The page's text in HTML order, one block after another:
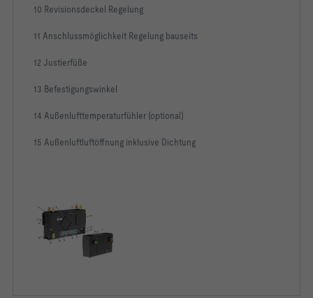
10 Revisionsdeckel Regelung
11 Anschlussmöglichkeit Regelung bauseits
12 Justierfüße
13 Befestigungswinkel
14 Außenlufttemperaturfühler (optional)
15 Außenluftluftöffnung inklusive Dichtung